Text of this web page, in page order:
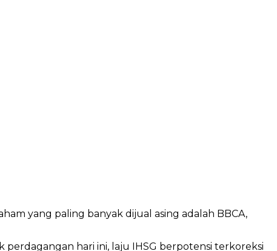
yang paling banyak dijual asing adalah BBCA,
hari ini, laju IHSG berpotensi terkoreksi